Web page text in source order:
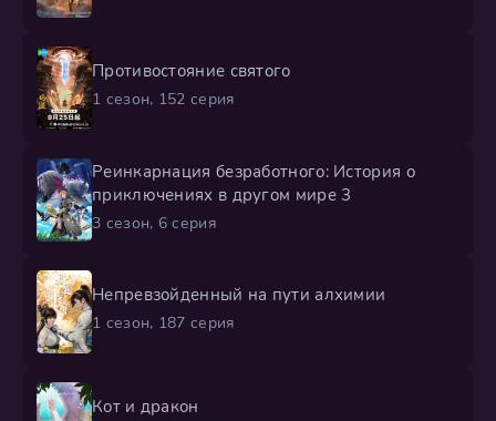
Противостояние святого
1 сезон, 152 серия
Реинкарнация безработного: История о
приключениях в другом мире 3
3 сезон, 6 серия
Непревзойденный на пути алхимии
1 сезон, 187 серия
Кот и дракон